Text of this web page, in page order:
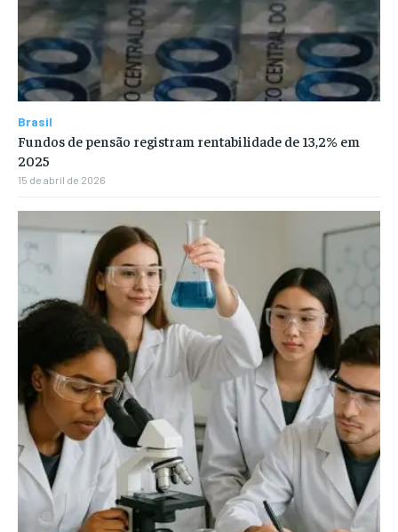
Brasil
Fundos de pensão registram rentabilidade de 13,2% em
2025
15 de abril de 2026